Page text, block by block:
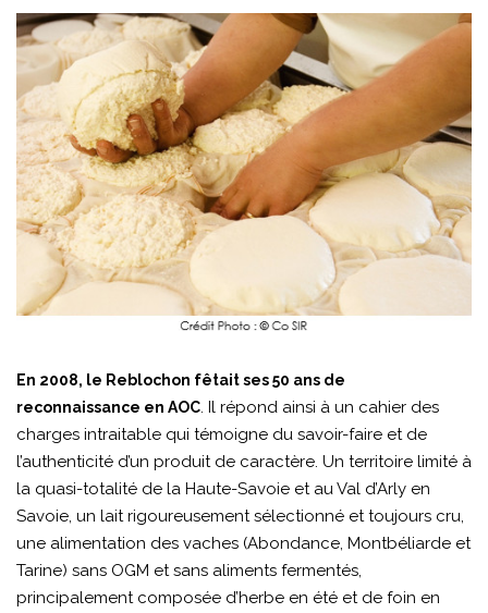
En 2008, le Reblochon fêtait ses 50 ans de
reconnaissance en AOC. Il répond ainsi à un cahier des
charges intraitable qui témoigne du savoir-faire et de
l’authenticité d’un produit de caractère. Un territoire limité à
la quasi-totalité de la Haute-Savoie et au Val d’Arly en
Savoie, un lait rigoureusement sélectionné et toujours cru,
une alimentation des vaches (Abondance, Montbéliarde et
Tarine) sans OGM et sans aliments fermentés,
principalement composée d’herbe en été et de foin en